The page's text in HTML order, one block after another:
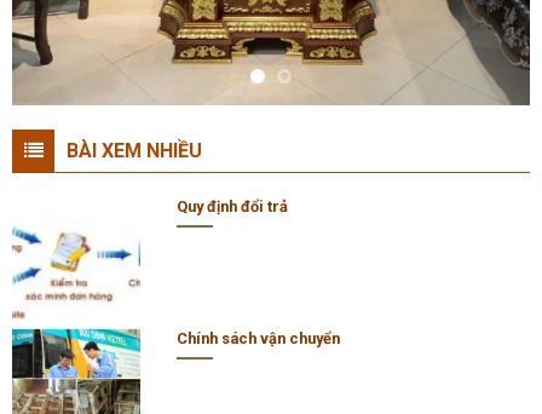
BÀI XEM NHIỀU
Quy định đổi trả
Chính sách vận chuyển